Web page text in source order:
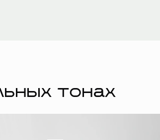
тонах